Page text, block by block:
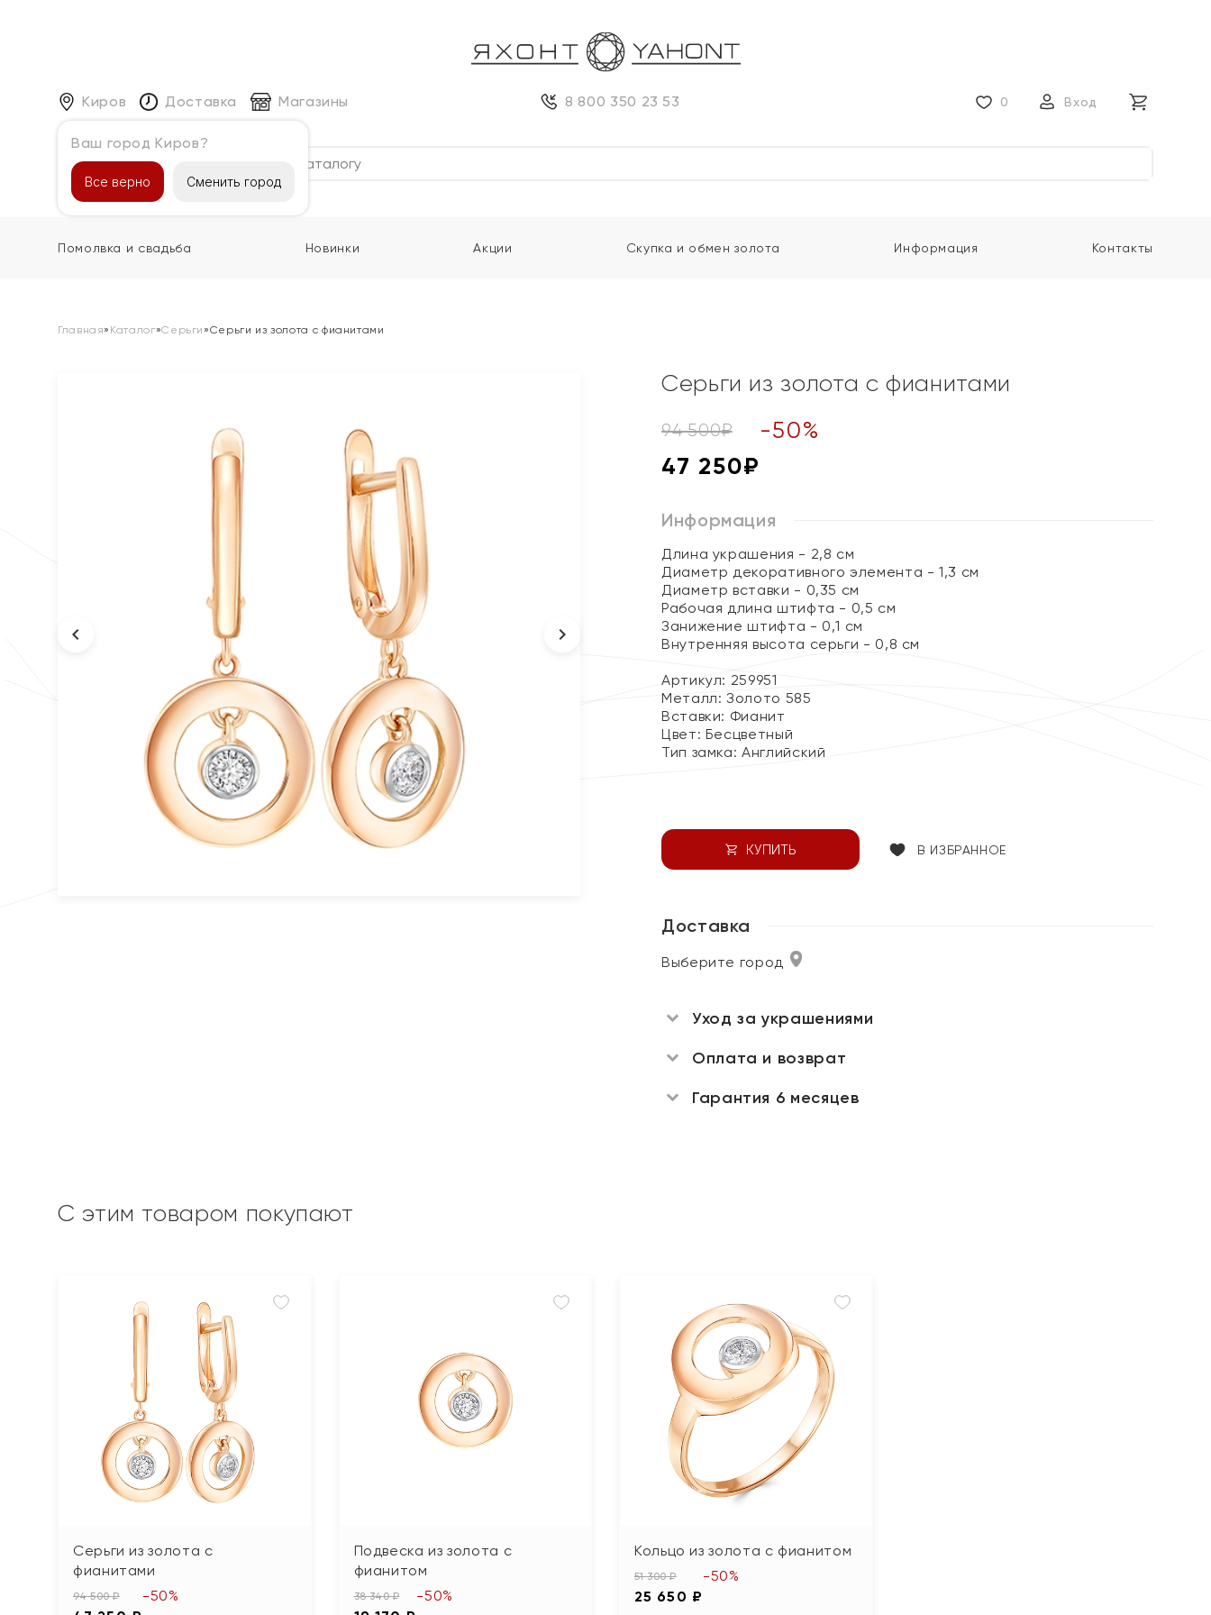
Киров
Ваш город Киров?
Все верно Сменить город
Доставка Магазины 8 800 350 23 53 0 Вход
Каталог
Помолвка и свадьба Новинки Акции Скупка и обмен золота Информация Контакты
Главная» Каталог»Серьги »Серьги из золота с фианитами
Серьги из золота с фианитами
94 500₽ -50%
47 250₽
Информация
Длина украшения - 2,8 см
Диаметр декоративного элемента - 1,3 см
Диаметр вставки - 0,35 см
Рабочая длина штифта - 0,5 см
Занижение штифта - 0,1 см
Внутренняя высота серьги - 0,8 см
Артикул: 259951
Металл:Золото 585
Вставки: Фианит
Цвет: Бесцветный
Тип замка:Английский
КУПИТЬ В ИЗБРАННОЕ
Доставка
Выберите город
Уход за украшениями
Оплата и возврат
Гарантия 6 месяцев
С этим товаром покупают
Серьги из золота с
фианитами
94 500 ₽ -50%
Подвеска из золота с
фианитом
38 340 ₽ -50%
Кольцо из золота с фианитом
51 300 ₽
25 650 ₽
-50%